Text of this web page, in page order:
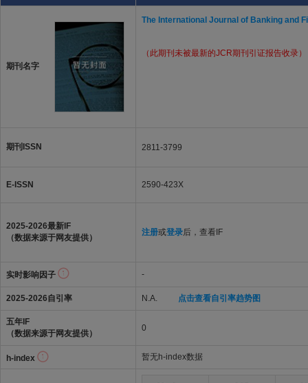
期刊名字
The International Journal of Banking and
（此期刊未被最新的JCR期刊引证报告收录）
期刊ISSN 2811-3799
E-ISSN 2590-423X
2025-2026最新IF
（数据来源于网友提供）
注册或登录后，查看IF
实时影响因子 -
2025-2026自引率 N.A. 点击查看自引率趋势图
五年IF
（数据来源于网友提供）
0
h-index 暂无h-index数据